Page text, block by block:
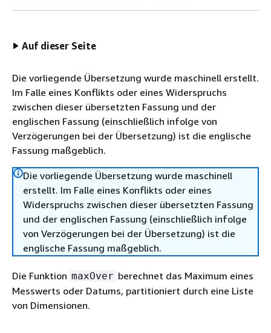
Auf dieser Seite
Die vorliegende Übersetzung wurde maschinell erstellt.
Im Falle eines Konflikts oder eines Widerspruchs
zwischen dieser übersetzten Fassung und der
englischen Fassung (einschließlich infolge von
Verzögerungen bei der Übersetzung) ist die englische
Fassung maßgeblich.
Die vorliegende Übersetzung wurde maschinell
erstellt. Im Falle eines Konflikts oder eines
Widerspruchs zwischen dieser übersetzten Fassung
und der englischen Fassung (einschließlich infolge
von Verzögerungen bei der Übersetzung) ist die
englische Fassung maßgeblich.
Die Funktion maxOver berechnet das Maximum eines
Messwerts oder Datums, partitioniert durch eine Liste
von Dimensionen.